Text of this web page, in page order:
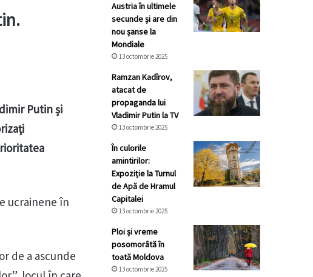
Putin și
ucrainene în
de a ascunde
Austria în ultimele
secunde și are din
nou șanse la
Mondiale
13 octombrie 2025
Ramzan Kadîrov,
atacat de
propaganda lui
Vladimir Putin la TV
13 octombrie 2025
În culorile
amintirilor:
Expoziție la Turnul
de Apă de Hramul
Capitalei
13 octombrie 2025
Ploi și vreme
posomorâtă în
toată Moldova
13 octombrie 2025